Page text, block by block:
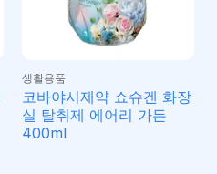
생활용품
코바야시제약 쇼슈겐 화장
실 탈취제 에어리 가든
400ml